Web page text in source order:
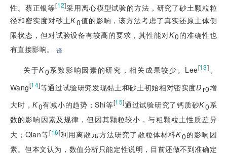
性。蔡正银等[12]采用离心模型试验的方法，研究了砂土颗粒粒
径和密实度对砂土K0值的影响，该方法考虑了真实还原土体侧
限状态，但对试验设备有较高的要求，其性能对K0的准确性也
有直接影响。 译
关于K0系数影响因素的研究，相关成果较少。Lee[13]、
Wang[14]等通过试验研究发现黏土和砂土初始相对密实度D r0增
大时，K0有减小的趋势；Shi等[15]通过试验研究了钙质砂K0系
数的影响因素及规律，但因其颗粒较小，与粗颗粒土性质差异
大；Qian等[16]利用离散元方法研究了散粒体材料K0的影响因
素。但本文认为，数值分析只能定性说明，目前还做不到准确定